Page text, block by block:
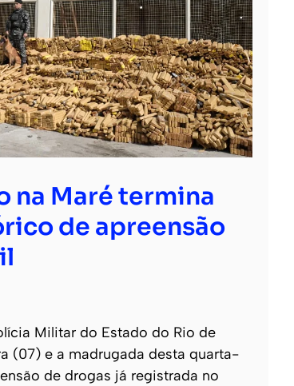
na Maré termina
de apreensão
Militar do Estado do Rio de
(07) e a madrugada desta quarta-
de drogas já registrada no